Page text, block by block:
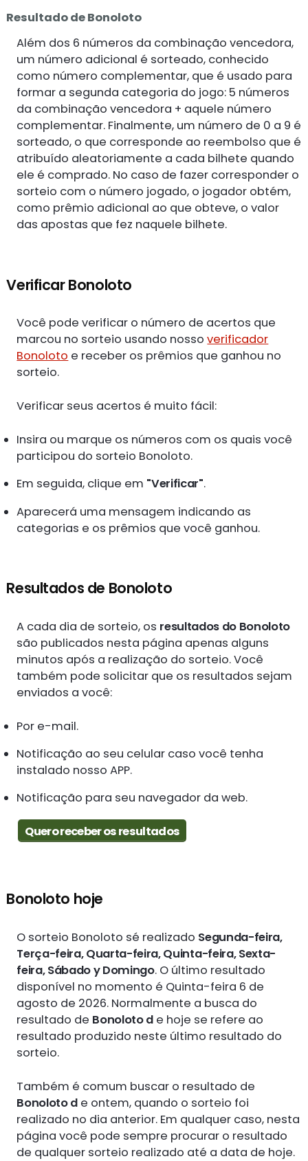
Resultado de Bonoloto
Além dos 6 números da combinação vencedora,
um número adicional é sorteado, conhecido
como número complementar, que é usado para
formar a segunda categoria do jogo: 5 números
da combinação vencedora + aquele número
complementar. Finalmente, um número de 0 a 9 é
sorteado, o que corresponde ao reembolso que é
atribuído aleatoriamente a cada bilhete quando
ele é comprado. No caso de fazer corresponder o
sorteio com o número jogado, o jogador obtém,
como prêmio adicional ao que obteve, o valor
das apostas que fez naquele bilhete.
Verificar Bonoloto
Você pode verificar o número de acertos que
marcou no sorteio usando nossoverificador
Bonoloto e receber os prêmios que ganhou no
sorteio.
Verificar seus acertos é muito fácil:
Insira ou marque os números com os quais você
participou do sorteio Bonoloto.
Em seguida, clique em "Verificar".
Aparecerá uma mensagem indicando as
categorias e os prêmios que você ganhou.
Resultados de Bonoloto
A cada dia de sorteio, os resultados do Bonoloto
são publicados nesta página apenas alguns
minutos após a realização do sorteio. Você
também pode solicitar que os resultados sejam
enviados a você:
Por e-mail.
Notificação ao seu celular caso você tenha
instalado nosso APP.
Notificação para seu navegador da web.
Quero receber os resultados
Bonoloto hoje
O sorteio Bonoloto sé realizado Segunda-feira,
Terça-feira, Quarta-feira, Quinta-feira, Sexta-
feira, Sábado y Domingo. O último resultado
disponível no momento é Quinta-feira 6 de
agosto de 2026. Normalmente a busca do
resultado de Bonoloto d e hoje se refere ao
resultado produzido neste último resultado do
sorteio.
Também é comum buscar o resultado de
Bonoloto d e ontem, quando o sorteio foi
realizado no dia anterior. Em qualquer caso, nesta
página você pode sempre procurar o resultado
de qualquer sorteio realizado até a data de hoje.